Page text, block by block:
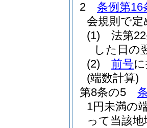
2
条例第16
会規則で
(1)
法第
した日の
(2)
前号
(端数計算)
第8条の5
1円未満の
って当該